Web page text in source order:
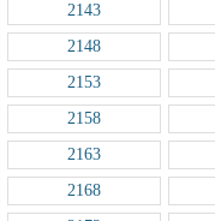
2143
2148
2153
2158
2163
2168